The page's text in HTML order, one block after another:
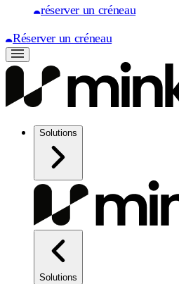
réserver un créneau
Réserver un créneau
Solutions
Solutions